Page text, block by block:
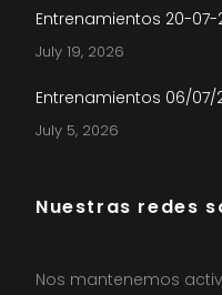
Entrenamientos 20-
July 19, 2026
Entrenamientos 06/07/
July 5, 2026
Nuestras redes
Nos mantenemos